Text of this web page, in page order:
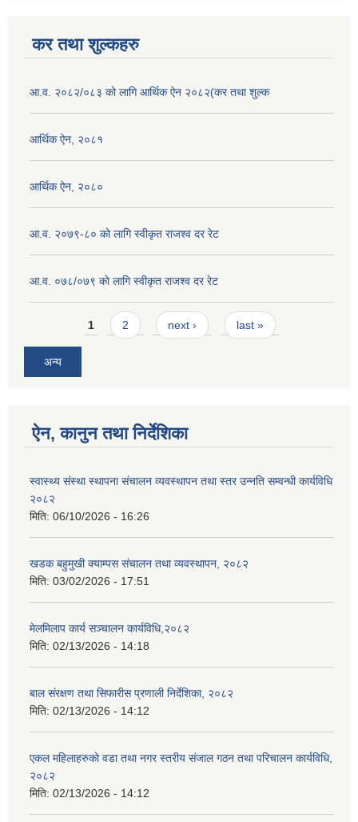
कर तथा शुल्कहरु
आ.व. २०८२/०८३ को लागि आर्थिक ऐन २०८२(कर तथा शुल्क
आर्थिक ऐन, २०८१
आर्थिक ऐन, २०८०
आ.व. २०७९-८० को लागि स्वीकृत राजश्व दर रेट
आ.व. ०७८/०७९ काे लागि स्वीकृत राजश्व दर रेट
Pages1 2 next › last »
अन्य
ऐन, कानुन तथा निर्देशिका
स्वास्थ्य संस्था स्थापना संचालन व्यवस्थापन तथा स्तर उन्नति सम्वन्धी कार्यविधि
२०८२
मिति: 06/10/2026 - 16:26
खडक बहुमुखी क्याम्पस संचालन तथा व्यवस्थापन, २०८२
मिति: 03/02/2026 - 17:51
मेलमिलाप कार्य सञ्चालन कार्यविधि,२०८२
मिति: 02/13/2026 - 14:18
बाल संरक्षण तथा सिफारीस प्रणाली निर्देशिका, २०८२
मिति: 02/13/2026 - 14:12
एकल महिलाहरुको वडा तथा नगर स्तरीय संजाल गठन तथा परिचालन कार्यविधि,
२०८२
मिति: 02/13/2026 - 14:12